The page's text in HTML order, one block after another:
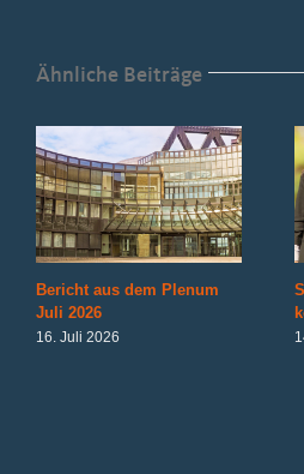
Ähnliche Beiträge
Bericht aus dem Plenum
Juli 2026
16. Juli 2026